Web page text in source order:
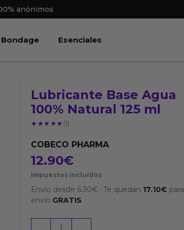
anónimos
Bondage Abrir BDSM & Bondage
Esenciales
Lubricante Base Agua
100% Natural 125 ml
★★★★★
★★★★★ (1)
COBECO PHARMA
12.90€
Impuestos incluídos
Envío desde 6.30€ ·Te quedan 17.10€ para
envío GRATIS
Lubricante